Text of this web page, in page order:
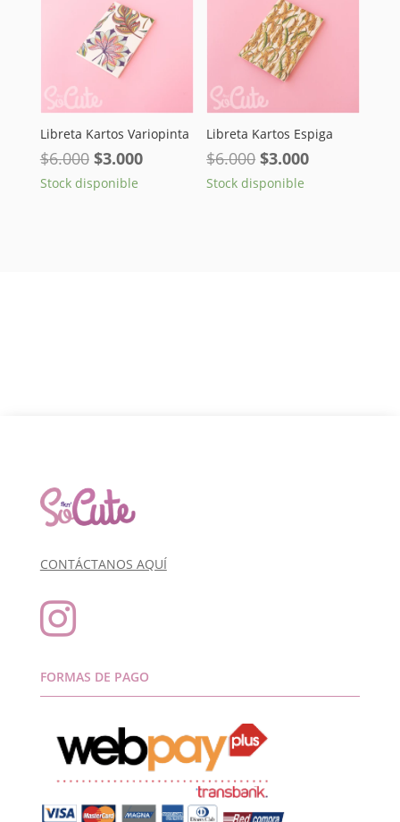
Libreta Kartos Variopinta
$6.000 El
precio
$3.000El
Stock disponible
Libreta Kartos Espiga
$6.000 El
precio
$3.000El
Stock disponible
CONTÁCTANOS AQUÍ

FORMAS DE PAGO